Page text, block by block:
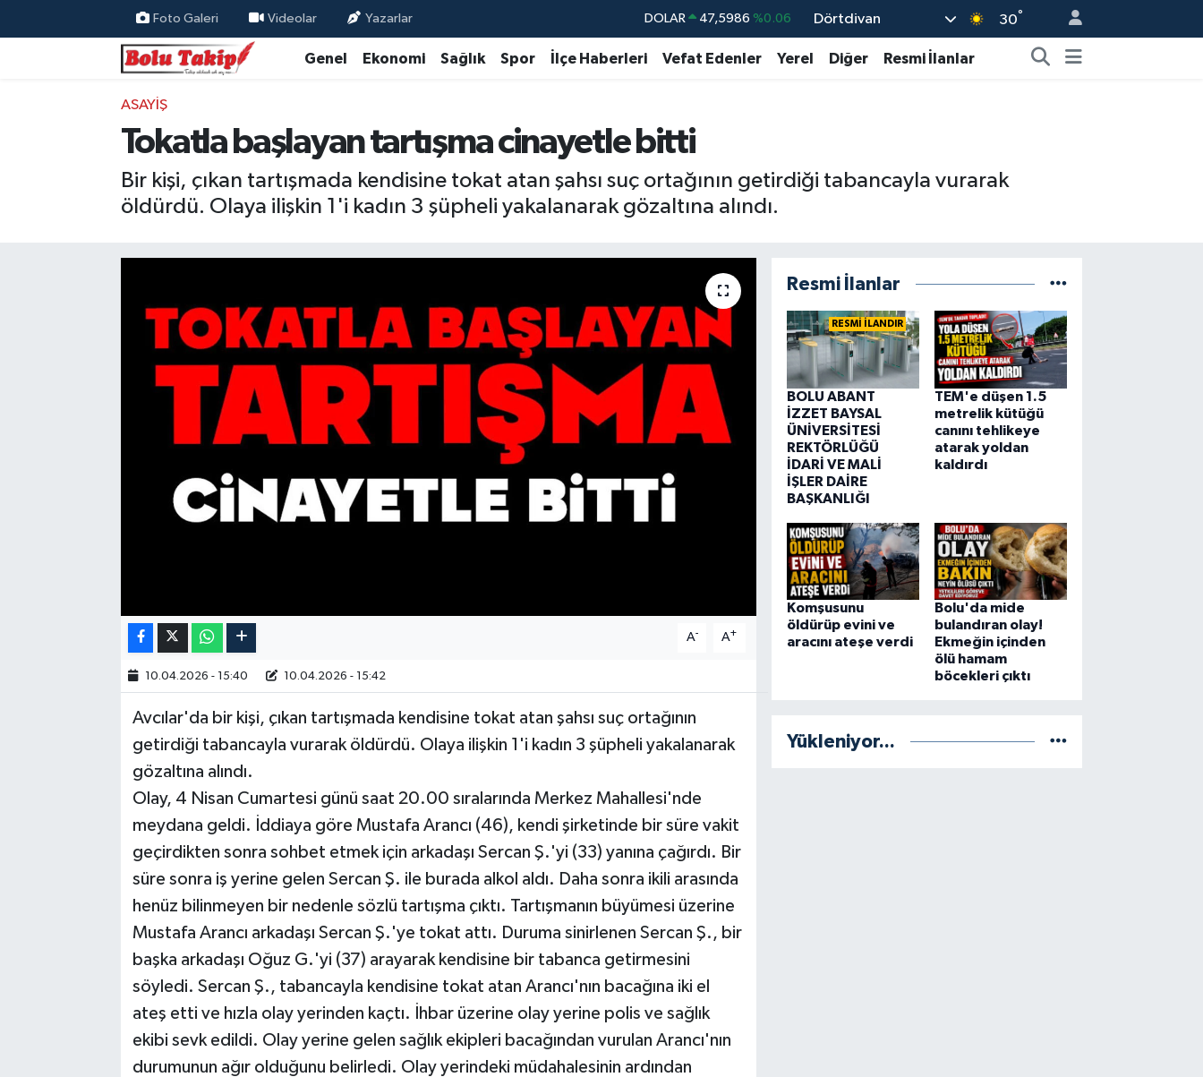
Foto Galeri Videolar Yazarlar DOLAR 47,5986 %0.06
EURO 55,0700 %0.1
BİST100
BITCOIN 64.602,05 %0.69
Dörtdivan 30°
Genel Ekonomi Sağlık Spor İlçe Haberleri Vefat Edenler Yerel Diğer Resmi İlanlar
ASAYIŞ
Tokatla başlayan tartışma cinayetle bitti
Bir kişi, çıkan tartışmada kendisine tokat atan şahsı suç ortağının getirdiği tabancayla vurarak
öldürdü. Olaya ilişkin 1'i kadın 3 şüpheli yakalanarak gözaltına alındı.
A- A+
10.04.2026 - 15:40 10.04.2026 - 15:42
Avcılar'da bir kişi, çıkan tartışmada kendisine tokat atan şahsı suç ortağının
getirdiği tabancayla vurarak öldürdü. Olaya ilişkin 1'i kadın 3 şüpheli yakalanarak
gözaltına alındı.
Olay, 4 Nisan Cumartesi günü saat 20.00 sıralarında Merkez Mahallesi'nde
meydana geldi. İddiaya göre Mustafa Arancı (46), kendi şirketinde bir süre vakit
geçirdikten sonra sohbet etmek için arkadaşı Sercan Ş.'yi (33) yanına çağırdı. Bir
süre sonra iş yerine gelen Sercan Ş. ile burada alkol aldı. Daha sonra ikili arasında
henüz bilinmeyen bir nedenle sözlü tartışma çıktı. Tartışmanın büyümesi üzerine
Mustafa Arancı arkadaşı Sercan Ş.'ye tokat attı. Duruma sinirlenen Sercan Ş., bir
başka arkadaşı Oğuz G.'yi (37) arayarak kendisine bir tabanca getirmesini
söyledi. Sercan Ş., tabancayla kendisine tokat atan Arancı'nın bacağına iki el
ateş etti ve hızla olay yerinden kaçtı. İhbar üzerine olay yerine polis ve sağlık
ekibi sevk edildi. Olay yerine gelen sağlık ekipleri bacağından vurulan Arancı'nın
durumunun ağır olduğunu belirledi. Olay yerindeki müdahalesinin ardından
Resmi İlanlar
RESMİ İLANDIR
BOLU ABANT
İZZET BAYSAL
ÜNİVERSİTESİ
REKTÖRLÜĞÜ
İDARİ VE MALİ
İŞLER DAİRE
BAŞKANLIĞI
TEM'e düşen 1.5
metrelik kütüğü
canını tehlikeye
atarak yoldan
kaldırdı
Komşusunu
öldürüp evini ve
aracını ateşe verdi
Bolu'da mide
bulandıran olay!
Ekmeğin içinden
ölü hamam
böcekleri çıktı
Yükleniyor...